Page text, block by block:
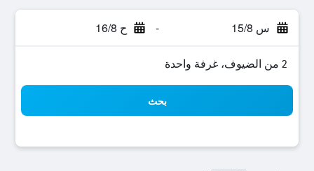
س 15/8 - ح 16/8
2 من الضيوف، غرفة واحدة
بحث